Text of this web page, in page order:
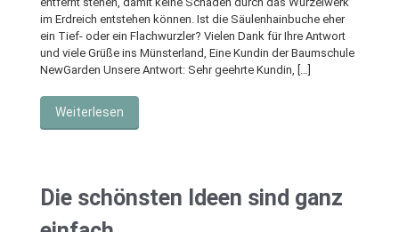
im Erdreich entstehen können. Ist die Säulenhainbuche eher
ein Tief- oder ein Flachwurzler? Vielen Dank für Ihre Antwort
und viele Grüße ins Münsterland, Eine Kundin der Baumschule
NewGarden Unsere Antwort: Sehr geehrte Kundin, […]
Weiterlesen
Die schönsten Ideen sind ganz